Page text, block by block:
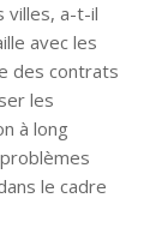
villes, a-t-il
avec les
des contrats
les
à long
le cadre